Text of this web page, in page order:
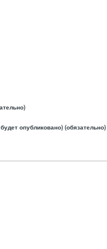
опубликовано) (обязательно)